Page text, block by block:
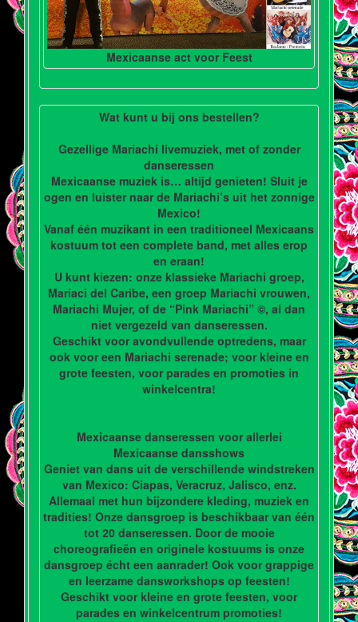
Mexicaanse act voor Feest
Wat kunt u bij ons bestellen?
Gezellige Mariachi livemuziek, met of zonder
danseressen
Mexicaanse muziek is… altijd genieten! Sluit je
ogen en luister naar de Mariachi’s uit het zonnige
Mexico!
Vanaf één muzikant in een traditioneel Mexicaans
kostuum tot een complete band, met alles erop
en eraan!
U kunt kiezen: onze klassieke Mariachi groep,
Mariaci del Caribe, een groep Mariachi vrouwen,
Mariachi Mujer, of de “Pink Mariachi” ©, al dan
niet vergezeld van danseressen.
Geschikt voor avondvullende optredens, maar
ook voor een Mariachi serenade; voor kleine en
grote feesten, voor parades en promoties in
winkelcentra!
Mexicaanse danseressen voor allerlei
Mexicaanse dansshows
Geniet van dans uit de verschillende windstreken
van Mexico: Ciapas, Veracruz, Jalisco, enz.
Allemaal met hun bijzondere kleding, muziek en
tradities! Onze dansgroep is beschikbaar van één
tot 20 danseressen. Door de mooie
choreografieën en originele kostuums is onze
dansgroep écht een aanrader! Ook voor grappige
en leerzame dansworkshops op feesten!
Geschikt voor kleine en grote feesten, voor
parades en winkelcentrum promoties!